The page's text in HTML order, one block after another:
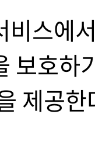
비스에
보호하
제공한